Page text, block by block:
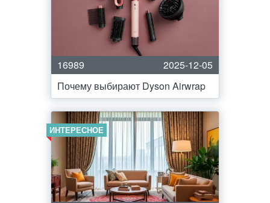
16989
2025-12-05
Почему выбирают Dyson Airwrap
ИНТЕРЕСНОЕ